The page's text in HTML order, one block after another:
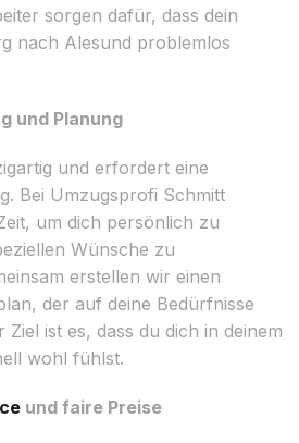
sorgen dafür, dass dein
nach Alesund problemlos
und Planung
und erfordert eine
Bei Umzugsprofi Schmitt
um dich persönlich zu
Wünsche zu
erstellen wir einen
der auf deine Bedürfnisse
Ziel ist es, dass du dich in deinem
wohl fühlst.
und faire Preise